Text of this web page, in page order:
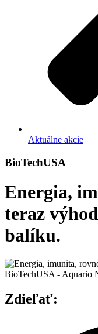
Aktuálne akcie
BioTechUSA
Energia,
teraz
balíku.
Zdieľať: